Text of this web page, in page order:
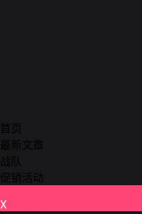
首页
最新文章
战队
促销活动
X